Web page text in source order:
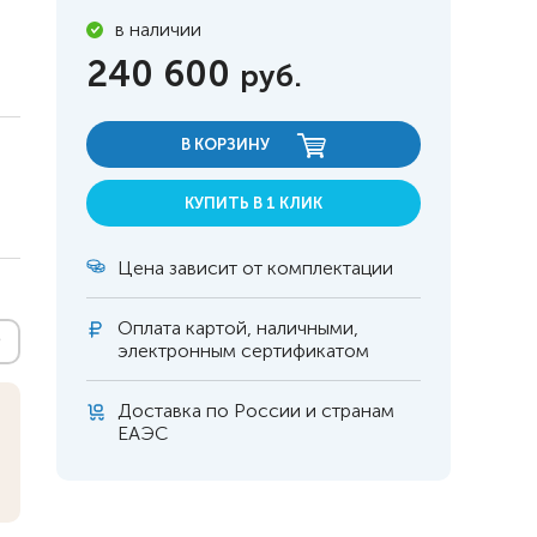
инвалидов
в наличии
240 600 руб.
В КОРЗИНУ
КУПИТЬ В 1 КЛИК
Цена зависит от комплектации
Оплата картой, наличными,
электронным сертификатом
Доставка по России и странам
ЕАЭС